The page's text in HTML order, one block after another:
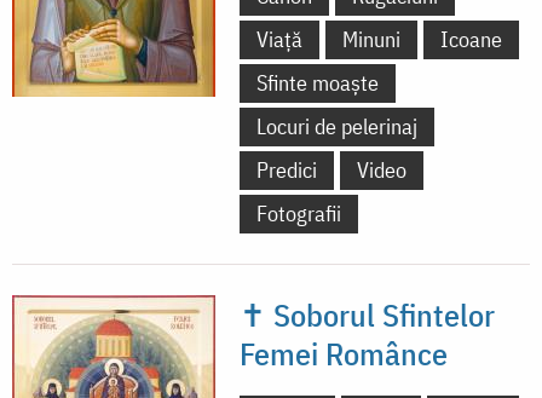
Viață
Minuni
Icoane
Sfinte moaște
Locuri de pelerinaj
Predici
Video
Fotografii
✝ Soborul Sfintelor
Femei Românce